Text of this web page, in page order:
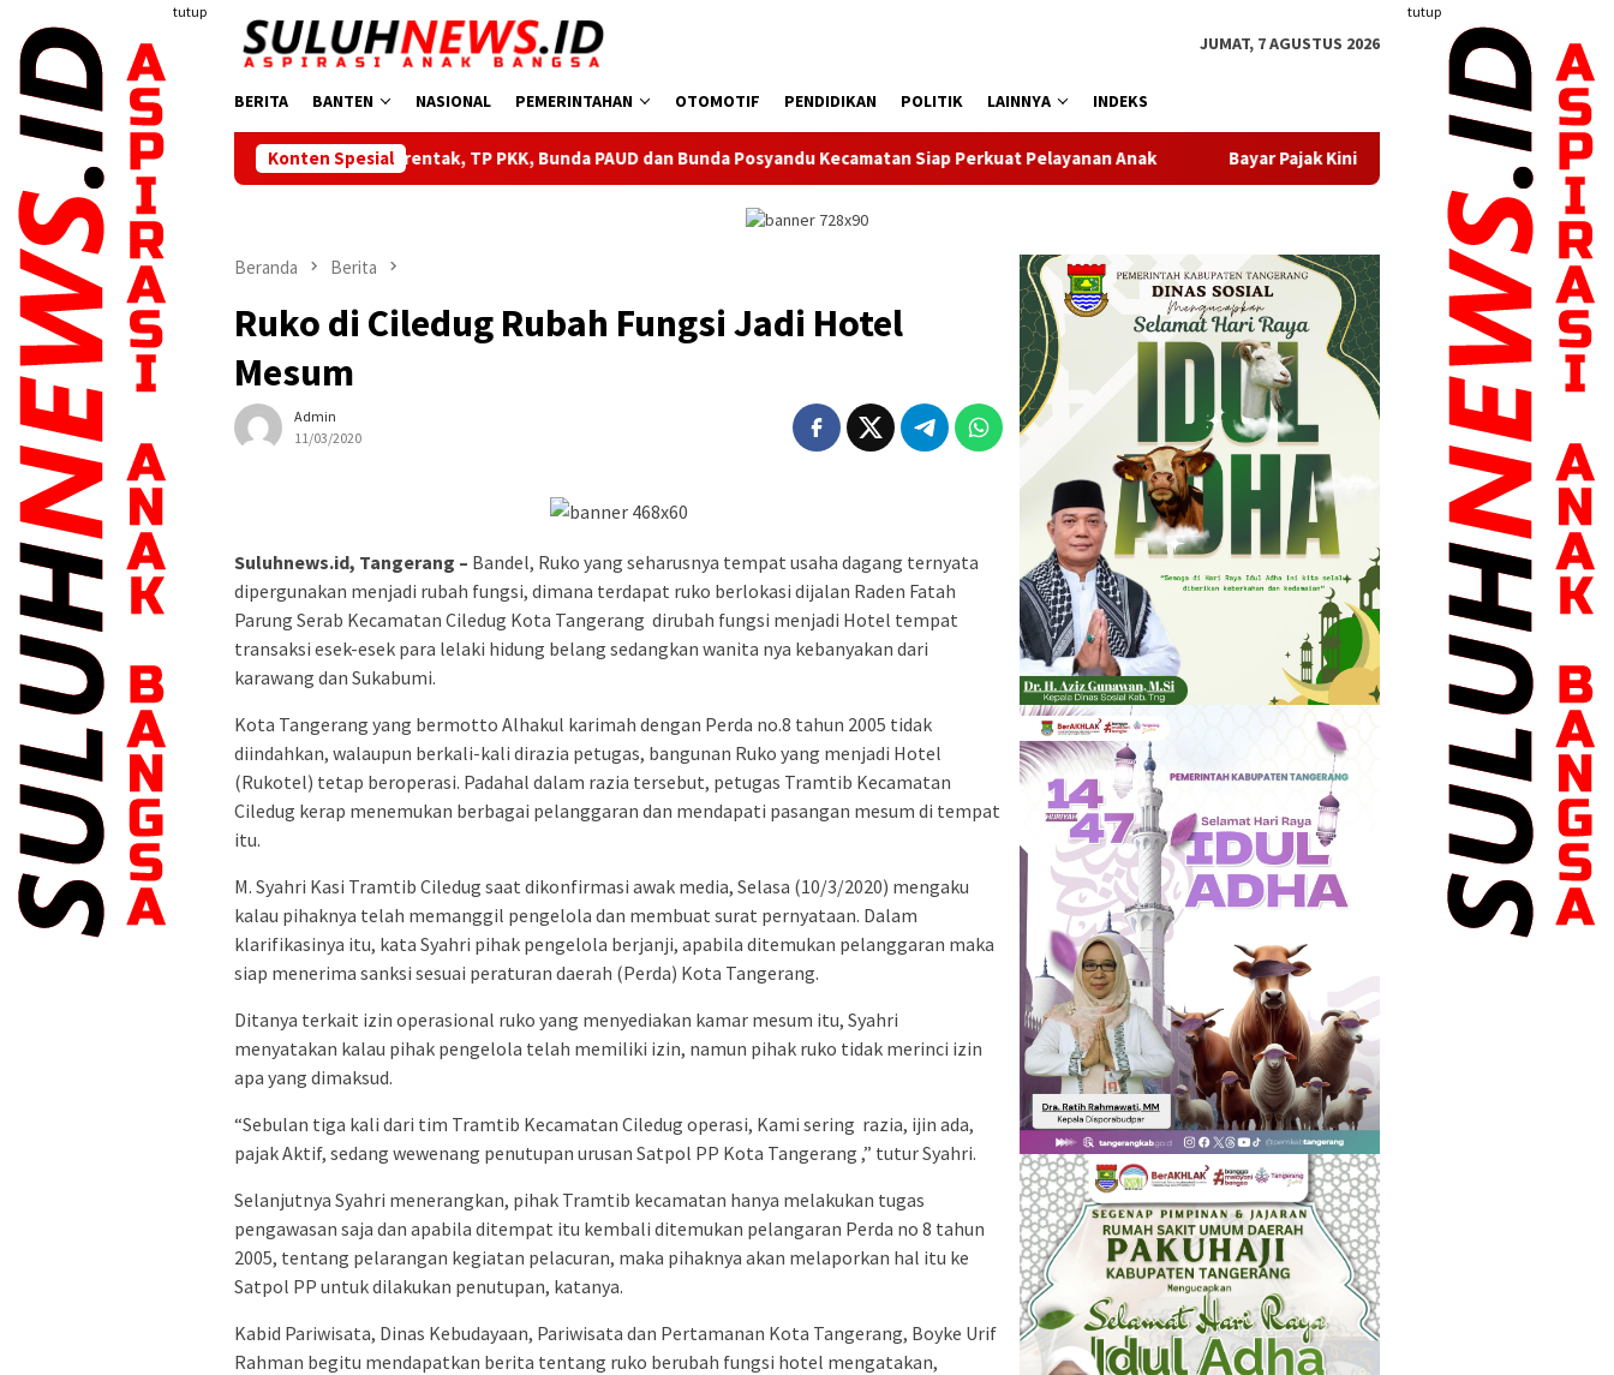
konten
tutup tutup
JUMAT, 7 AGUSTUS 2026
BERITA BANTEN NASIONAL PEMERINTAHAN OTOMOTIF PENDIDIKAN POLITIK LAINNYA INDEKS
Konten Spesial
Dilantik Serentak, TP PKK, Bunda PAUD dan Bunda Posyandu Kecamatan Siap Perkuat Pelayanan Anak Bayar Pajak Kini Makin Mudah, Pemkot Tangerang Sediakan Beragam
Beranda Berita
Ruko di Ciledug Rubah Fungsi Jadi Hotel
Mesum
Admin
11/03/2020
Suluhnews.id, Tangerang – Bandel, Ruko yang seharusnya tempat usaha dagang ternyata
dipergunakan menjadi rubah fungsi, dimana terdapat ruko berlokasi dijalan Raden Fatah
Parung Serab Kecamatan Ciledug Kota Tangerang dirubah fungsi menjadi Hotel tempat
transaksi esek-esek para lelaki hidung belang sedangkan wanita nya kebanyakan dari
karawang dan Sukabumi.
Kota Tangerang yang bermotto Alhakul karimah dengan Perda no.8 tahun 2005 tidak
diindahkan, walaupun berkali-kali dirazia petugas, bangunan Ruko yang menjadi Hotel
(Rukotel) tetap beroperasi. Padahal dalam razia tersebut, petugas Tramtib Kecamatan
Ciledug kerap menemukan berbagai pelanggaran dan mendapati pasangan mesum di tempat
itu.
M. Syahri Kasi Tramtib Ciledug saat dikonfirmasi awak media, Selasa (10/3/2020) mengaku
kalau pihaknya telah memanggil pengelola dan membuat surat pernyataan. Dalam
klarifikasinya itu, kata Syahri pihak pengelola berjanji, apabila ditemukan pelanggaran maka
siap menerima sanksi sesuai peraturan daerah (Perda) Kota Tangerang.
Ditanya terkait izin operasional ruko yang menyediakan kamar mesum itu, Syahri
menyatakan kalau pihak pengelola telah memiliki izin, namun pihak ruko tidak merinci izin
apa yang dimaksud.
“Sebulan tiga kali dari tim Tramtib Kecamatan Ciledug operasi, Kami sering razia, ijin ada,
pajak Aktif, sedang wewenang penutupan urusan Satpol PP Kota Tangerang ,” tutur Syahri.
Selanjutnya Syahri menerangkan, pihak Tramtib kecamatan hanya melakukan tugas
pengawasan saja dan apabila ditempat itu kembali ditemukan pelangaran Perda no 8 tahun
2005, tentang pelarangan kegiatan pelacuran, maka pihaknya akan melaporkan hal itu ke
Satpol PP untuk dilakukan penutupan, katanya.
Kabid Pariwisata, Dinas Kebudayaan, Pariwisata dan Pertamanan Kota Tangerang, Boyke Urif
Rahman begitu mendapatkan berita tentang ruko berubah fungsi hotel mengatakan,